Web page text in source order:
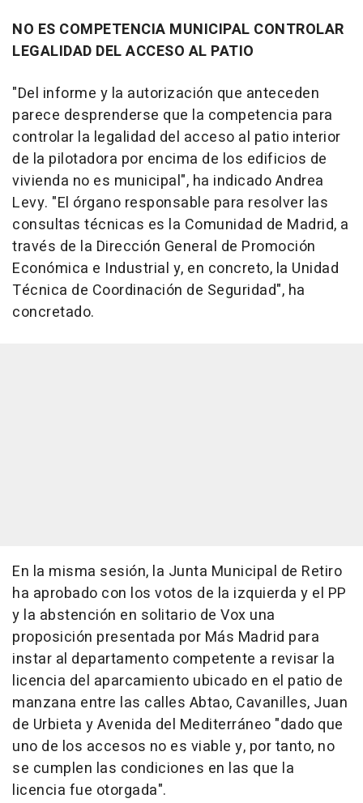
NO ES COMPETENCIA MUNICIPAL CONTROLAR
LEGALIDAD DEL ACCESO AL PATIO
"Del informe y la autorización que anteceden
parece desprenderse que la competencia para
controlar la legalidad del acceso al patio interior
de la pilotadora por encima de los edificios de
vivienda no es municipal", ha indicado Andrea
Levy. "El órgano responsable para resolver las
consultas técnicas es la Comunidad de Madrid, a
través de la Dirección General de Promoción
Económica e Industrial y, en concreto, la Unidad
Técnica de Coordinación de Seguridad", ha
concretado.
En la misma sesión, la Junta Municipal de Retiro
ha aprobado con los votos de la izquierda y el PP
y la abstención en solitario de Vox una
proposición presentada por Más Madrid para
instar al departamento competente a revisar la
licencia del aparcamiento ubicado en el patio de
manzana entre las calles Abtao, Cavanilles, Juan
de Urbieta y Avenida del Mediterráneo "dado que
uno de los accesos no es viable y, por tanto, no
se cumplen las condiciones en las que la
licencia fue otorgada".